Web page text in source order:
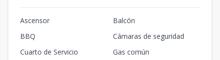
Ascensor
Balcón
BBQ
Cámaras de seguridad
Cuarto de Servicio
Gas común